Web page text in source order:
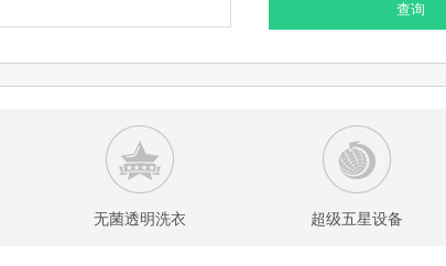
查询
无菌透明洗衣 超级五星设备